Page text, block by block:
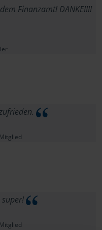
Finanzamt! DANKE!!!!